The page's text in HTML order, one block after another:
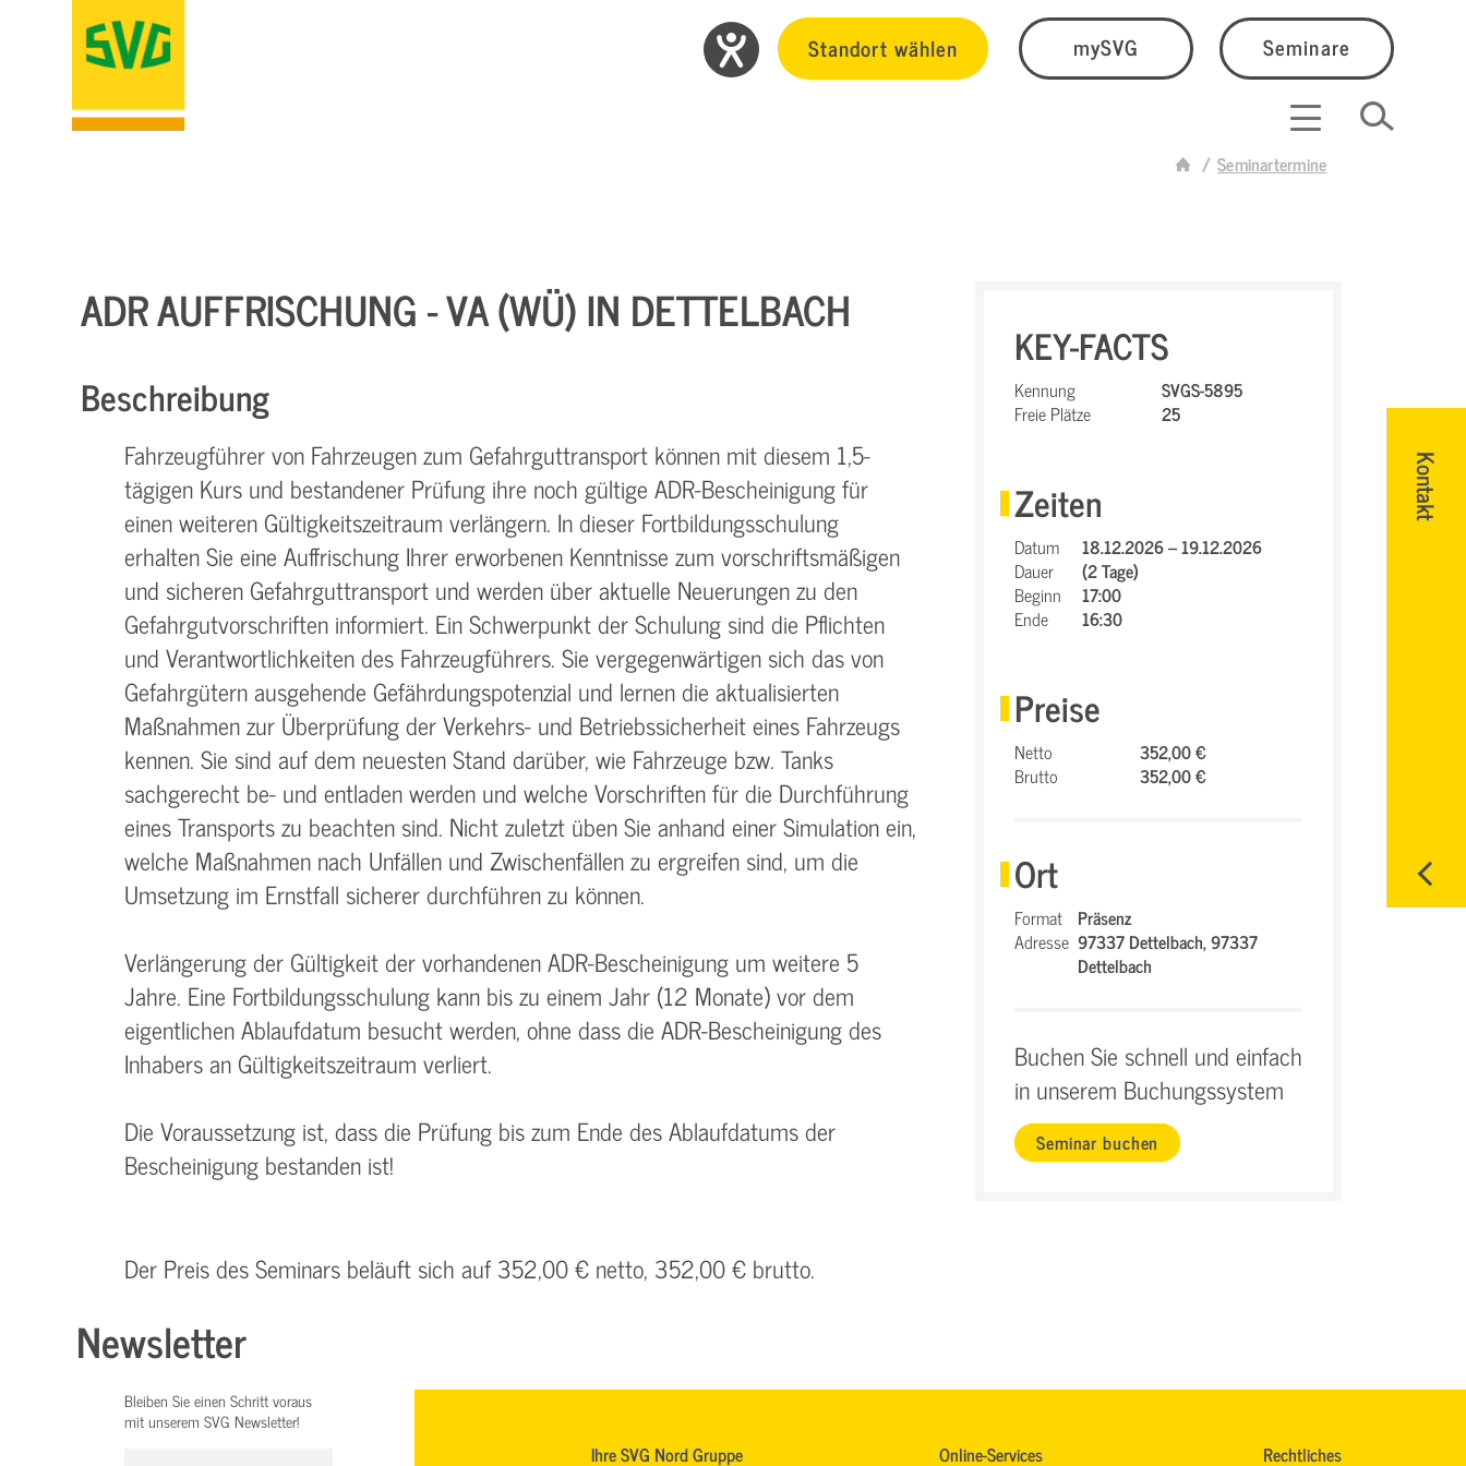
Standort wählen mySVG Seminare
Seminartermine
Kontakt
ADR AUFFRISCHUNG - VA (WÜ) IN DETTELBACH
Beschreibung
Fahrzeugführer von Fahrzeugen zum Gefahrguttransport können mit diesem 1,5-
tägigen Kurs und bestandener Prüfung ihre noch gültige ADR-Bescheinigung für
einen weiteren Gültigkeitszeitraum verlängern. In dieser Fortbildungsschulung
erhalten Sie eine Auffrischung Ihrer erworbenen Kenntnisse zum vorschriftsmäßigen
und sicheren Gefahrguttransport und werden über aktuelle Neuerungen zu den
Gefahrgutvorschriften informiert. Ein Schwerpunkt der Schulung sind die Pflichten
und Verantwortlichkeiten des Fahrzeugführers. Sie vergegenwärtigen sich das von
Gefahrgütern ausgehende Gefährdungspotenzial und lernen die aktualisierten
Maßnahmen zur Überprüfung der Verkehrs- und Betriebssicherheit eines Fahrzeugs
kennen. Sie sind auf dem neuesten Stand darüber, wie Fahrzeuge bzw. Tanks
sachgerecht be- und entladen werden und welche Vorschriften für die Durchführung
eines Transports zu beachten sind. Nicht zuletzt üben Sie anhand einer Simulation ein,
welche Maßnahmen nach Unfällen und Zwischenfällen zu ergreifen sind, um die
Umsetzung im Ernstfall sicherer durchführen zu können.
Verlängerung der Gültigkeit der vorhandenen ADR-Bescheinigung um weitere 5
Jahre. Eine Fortbildungsschulung kann bis zu einem Jahr (12 Monate) vor dem
eigentlichen Ablaufdatum besucht werden, ohne dass die ADR-Bescheinigung des
Inhabers an Gültigkeitszeitraum verliert.
Die Voraussetzung ist, dass die Prüfung bis zum Ende des Ablaufdatums der
Bescheinigung bestanden ist!
Der Preis des Seminars beläuft sich auf 352,00 € netto, 352,00 € brutto.
KEY-FACTS
Kennung
SVGS-5895
Freie Plätze
25
Zeiten
Datum
18.12.2026 – 19.12.2026
Dauer
(2 Tage)
Beginn
17:00
Ende
16:30
Preise
Netto
352,00 €
Brutto
352,00 €
Ort
Format Präsenz
Adresse 97337 Dettelbach,97337
Dettelbach
Buchen Sie schnell und einfach
in unserem Buchungssystem
Seminar buchen
Newsletter
Bleiben Sie einen Schritt voraus
mit unserem SVG Newsletter!
Ihre SVG Nord Gruppe Online-Services Rechtliches